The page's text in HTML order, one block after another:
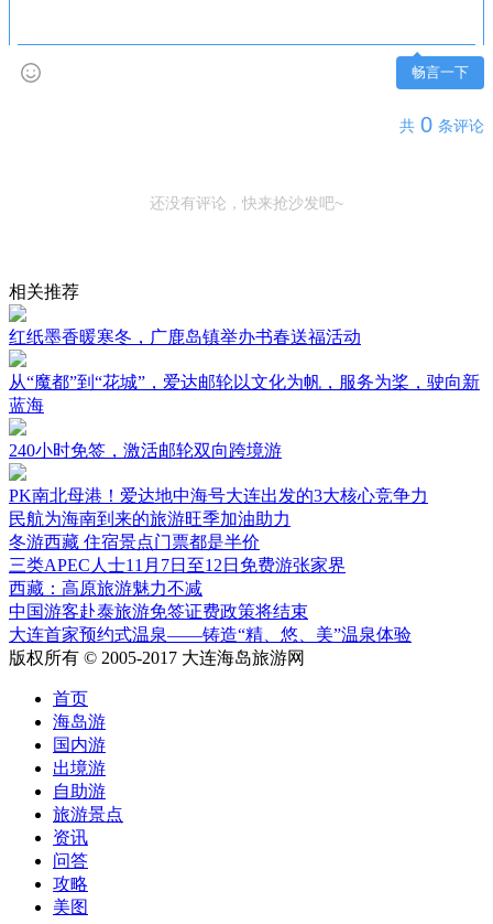
畅言一下
共 0 条评论
还没有评论，快来抢沙发吧~
相关推荐
红纸墨香暖寒冬，广鹿岛镇举办书春送福活动
从“魔都”到“花城”，爱达邮轮以文化为帆，服务为桨，驶向新
蓝海
240小时免签，激活邮轮双向跨境游
PK南北母港！爱达地中海号大连出发的3大核心竞争力
民航为海南到来的旅游旺季加油助力
冬游西藏 住宿景点门票都是半价
三类APEC人士11月7日至12日免费游张家界
西藏：高原旅游魅力不减
中国游客赴泰旅游免签证费政策将结束
大连首家预约式温泉——铸造“精、悠、美”温泉体验
版权所有 © 2005-2017 大连海岛旅游网
首页
海岛游
国内游
出境游
自助游
旅游景点
资讯
问答
攻略
美图